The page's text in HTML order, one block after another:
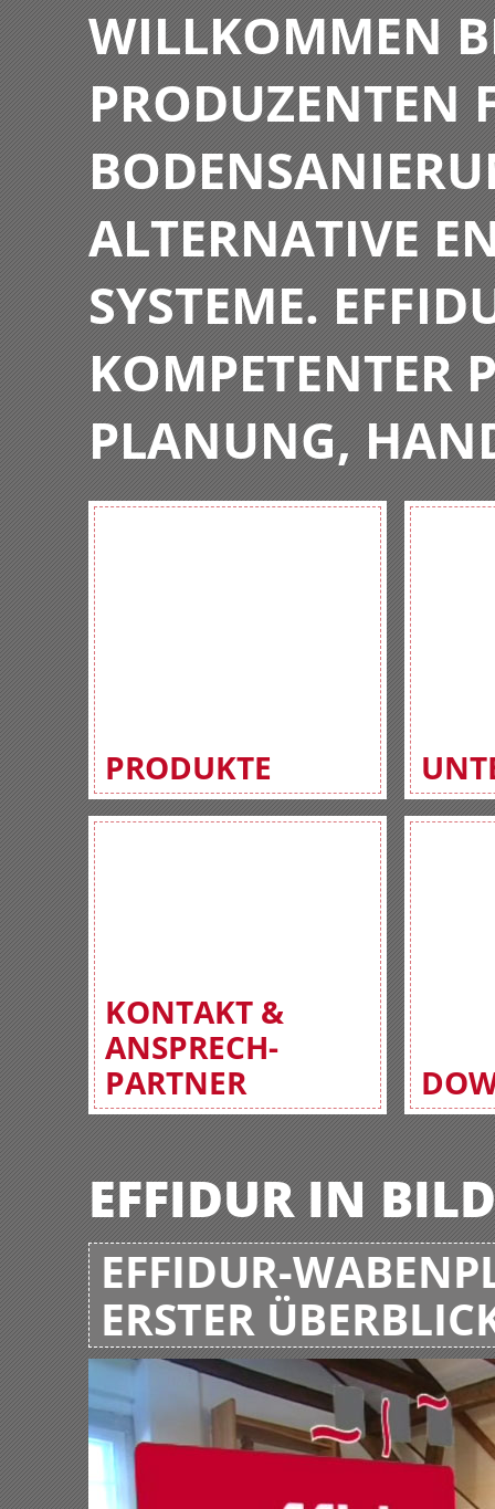
WILLKOMMEN
PRODUZENTEN
ALTERNATIVE
SYSTEME.
KOMPETENTER
PLANUNG,
PRODUKTE
KONTAKT &
ANSPRECH-
PARTNER
EFFIDUR IN
EFFIDUR-
ERSTER